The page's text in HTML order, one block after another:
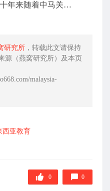
年来随着中马关…
研究所 ，转载此文请保持
源（燕窝研究所）及本页
malaysia-
西亚教育
0 0